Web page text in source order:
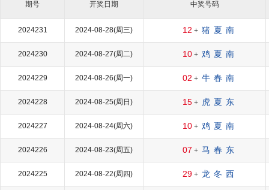
期号 开奖日期 中奖号码
2024231 2024-08-28(周三) 12 + 猪 夏 南
2024230 2024-08-27(周二) 10 + 鸡 夏 南
2024229 2024-08-26(周一) 02 + 牛 春 南
2024228 2024-08-25(周日) 15 + 虎 夏 东
2024227 2024-08-24(周六) 10 + 鸡 夏 南
2024226 2024-08-23(周五) 07 + 马 春 东
2024225 2024-08-22(周四) 29 + 龙 冬 西